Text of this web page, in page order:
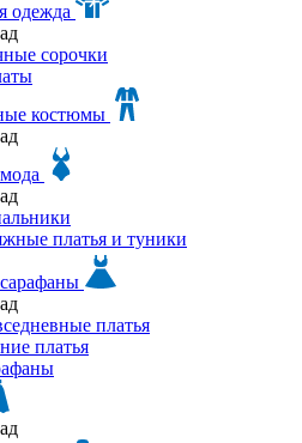
одежда
сорочки
костюмы
платья и туники
платья
платья